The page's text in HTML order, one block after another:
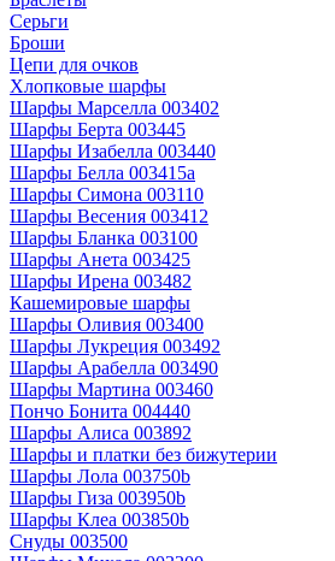
Серьги
Броши
Цепи для очков
Хлопковые шарфы
Шарфы Марселла 003402
Шарфы Берта 003445
Шарфы Изабелла 003440
Шарфы Белла 003415a
Шарфы Симона 003110
Шарфы Весения 003412
Шарфы Бланка 003100
Шарфы Анета 003425
Шарфы Ирена 003482
Кашемировые шарфы
Шарфы Оливия 003400
Шарфы Лукреция 003492
Шарфы Арабелла 003490
Шарфы Мартина 003460
Пончо Бонита 004440
Шарфы Алиса 003892
Шарфы и платки без бижутерии
Шарфы Лола 003750b
Шарфы Гиза 003950b
Шарфы Клеа 003850b
Снуды 003500